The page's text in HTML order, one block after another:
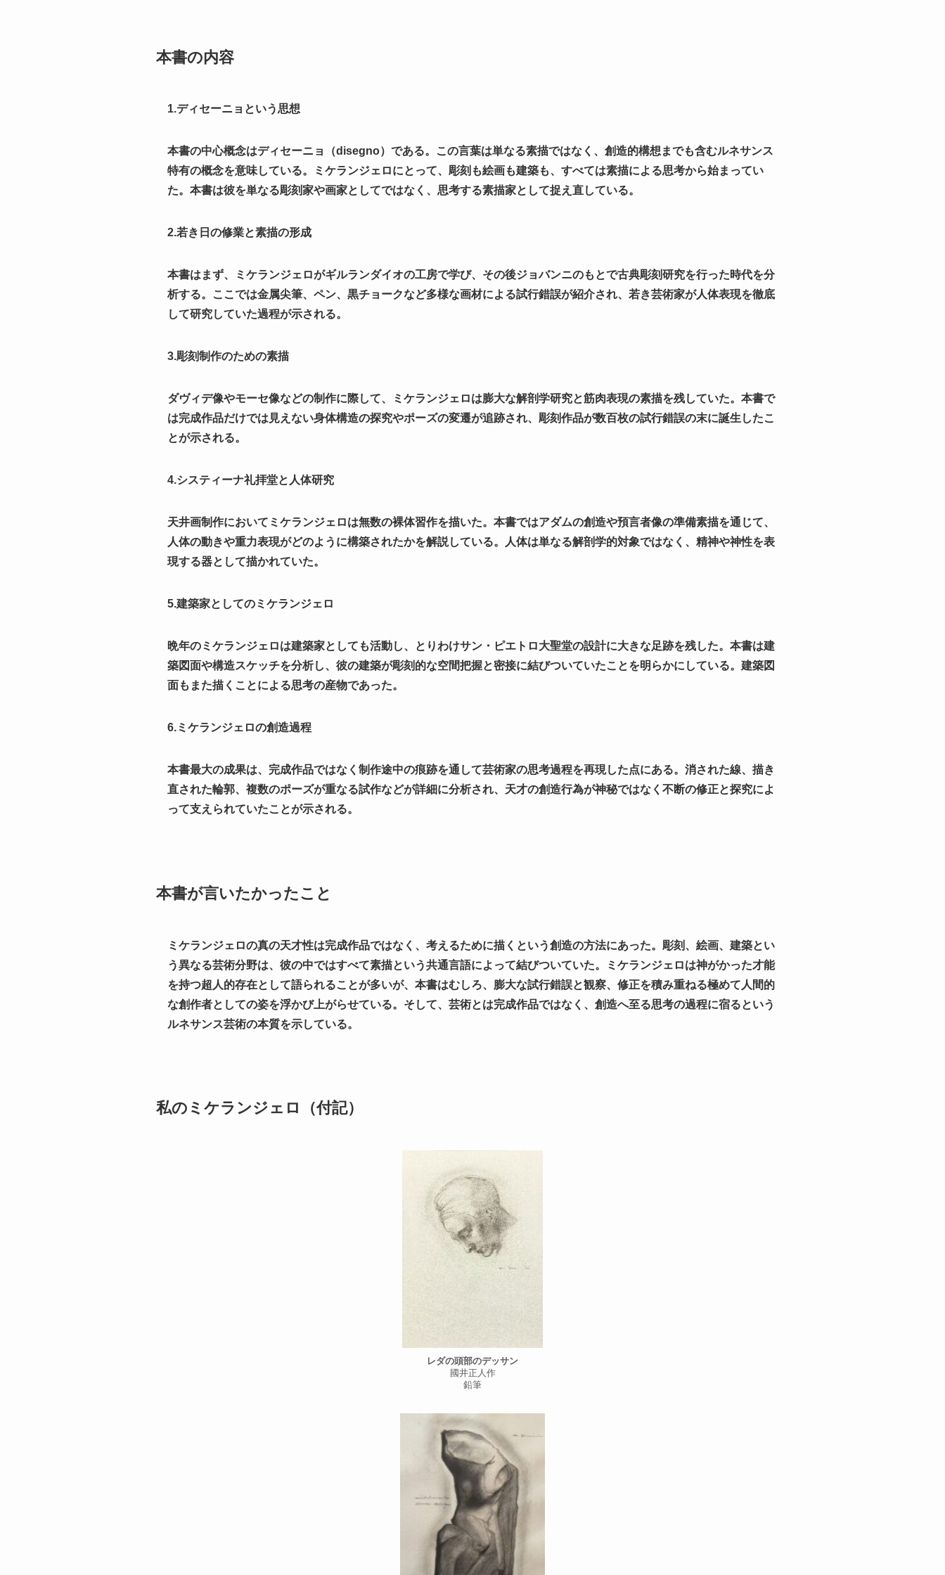
本書の内容
1.ディセーニョという思想
本書の中心概念はディセーニョ（disegno）である。この言葉は単なる素描ではなく、創造的構想までも含むルネサンス
特有の概念を意味している。ミケランジェロにとって、彫刻も絵画も建築も、すべては素描による思考から始まってい
た。本書は彼を単なる彫刻家や画家としてではなく、思考する素描家として捉え直している。
2.若き日の修業と素描の形成
本書はまず、ミケランジェロがギルランダイオの工房で学び、その後ジョバンニのもとで古典彫刻研究を行った時代を分
析する。ここでは金属尖筆、ペン、黒チョークなど多様な画材による試行錯誤が紹介され、若き芸術家が人体表現を徹底
して研究していた過程が示される。
3.彫刻制作のための素描
ダヴィデ像やモーセ像などの制作に際して、ミケランジェロは膨大な解剖学研究と筋肉表現の素描を残していた。本書で
は完成作品だけでは見えない身体構造の探究やポーズの変遷が追跡され、彫刻作品が数百枚の試行錯誤の末に誕生したこ
とが示される。
4.システィーナ礼拝堂と人体研究
天井画制作においてミケランジェロは無数の裸体習作を描いた。本書ではアダムの創造や預言者像の準備素描を通じて、
人体の動きや重力表現がどのように構築されたかを解説している。人体は単なる解剖学的対象ではなく、精神や神性を表
現する器として描かれていた。
5.建築家としてのミケランジェロ
晩年のミケランジェロは建築家としても活動し、とりわけサン・ピエトロ大聖堂の設計に大きな足跡を残した。本書は建
築図面や構造スケッチを分析し、彼の建築が彫刻的な空間把握と密接に結びついていたことを明らかにしている。建築図
面もまた描くことによる思考の産物であった。
6.ミケランジェロの創造過程
本書最大の成果は、完成作品ではなく制作途中の痕跡を通して芸術家の思考過程を再現した点にある。消された線、描き
直された輪郭、複数のポーズが重なる試作などが詳細に分析され、天才の創造行為が神秘ではなく不断の修正と探究によ
って支えられていたことが示される。
本書が言いたかったこと
ミケランジェロの真の天才性は完成作品ではなく、考えるために描くという創造の方法にあった。彫刻、絵画、建築とい
う異なる芸術分野は、彼の中ではすべて素描という共通言語によって結びついていた。ミケランジェロは神がかった才能
を持つ超人的存在として語られることが多いが、本書はむしろ、膨大な試行錯誤と観察、修正を積み重ねる極めて人間的
な創作者としての姿を浮かび上がらせている。そして、芸術とは完成作品ではなく、創造へ至る思考の過程に宿るという
ルネサンス芸術の本質を示している。
私のミケランジェロ（付記）
レダの頭部のデッサン
國井正人作
鉛筆